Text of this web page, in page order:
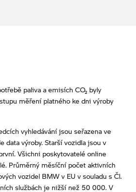
paliva a emisích CO₂ byly
měření platného ke dni výroby
vyhledávání jsou seřazena ve
data výroby. Starší vozidla jsou v
Všichni poskytovatelé online
Průměrný měsíční počet aktivních
vozidel BMW v EU v souladu s Čl.
službách je nižší než 50 000. V